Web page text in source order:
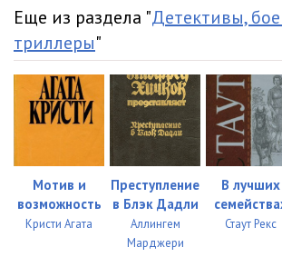
Еще из раздела "Детективы,
триллеры"
Мотив и
возможность
Кристи Агата
Преступление
в Блэк Дадли
Аллингем
Марджери
В лучших
Стаут Рекс